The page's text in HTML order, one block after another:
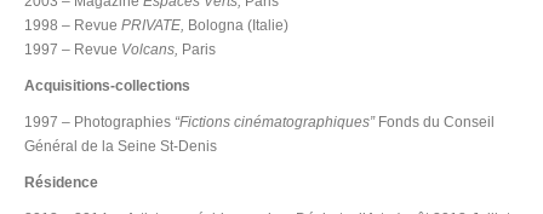
1998 – Revue PRIVATE, Bologna (Italie)
1997 – Revue Volcans, Paris
Acquisitions-collections
1997 – Photographies “Fictions cinématographiques”Fonds du Conseil
Général de la Seine St-Denis
Résidence